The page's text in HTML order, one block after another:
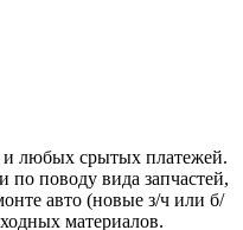
и любых срытых платежей.
по поводу вида запчастей,
авто (новые з/ч или б/
материалов.